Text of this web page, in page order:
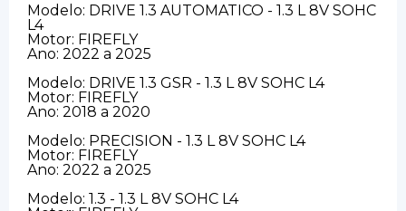
Modelo: DRIVE 1.3 AUTOMATICO - 1.3 L 8V SOHC
L4
Motor: FIREFLY
Ano: 2022 a 2025
Modelo: DRIVE 1.3 GSR - 1.3 L 8V SOHC L4
Motor: FIREFLY
Ano: 2018 a 2020
Modelo: PRECISION - 1.3 L 8V SOHC L4
Motor: FIREFLY
Ano: 2022 a 2025
Modelo: 1.3 - 1.3 L 8V SOHC L4